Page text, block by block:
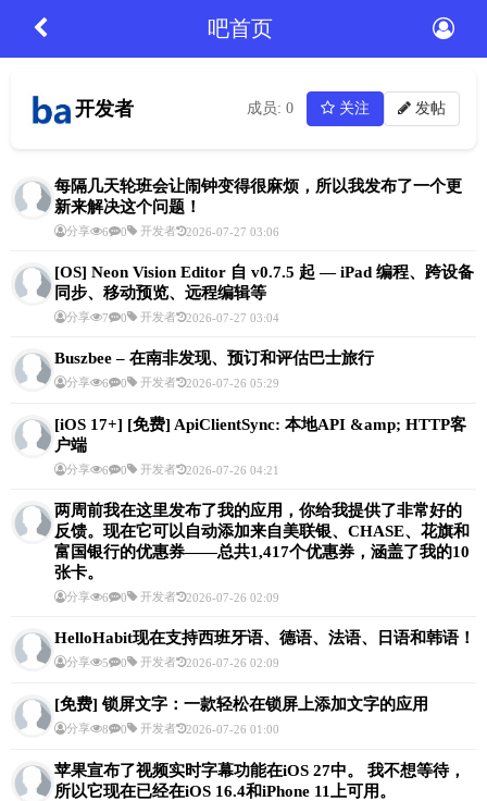
吧首页
开发者 成员: 0 关注 发帖
每隔几天轮班会让闹钟变得很麻烦，所以我发布了一个更
新来解决这个问题！
分享 6 0 开发者 2026-07-27 03:06
[OS] Neon Vision Editor 自 v0.7.5 起 — iPad 编程、跨设备
同步、移动预览、远程编辑等
分享 7 0 开发者 2026-07-27 03:04
Buszbee – 在南非发现、预订和评估巴士旅行
分享 6 0 开发者 2026-07-26 05:29
[iOS 17+] [免费] ApiClientSync: 本地API &amp; HTTP客
户端
分享 6 0 开发者 2026-07-26 04:21
两周前我在这里发布了我的应用，你给我提供了非常好的
反馈。现在它可以自动添加来自美联银、CHASE、花旗和
富国银行的优惠券——总共1,417个优惠券，涵盖了我的10
张卡。
分享 6 0 开发者 2026-07-26 02:09
HelloHabit现在支持西班牙语、德语、法语、日语和韩语！
分享 5 0 开发者 2026-07-26 02:09
[免费] 锁屏文字：一款轻松在锁屏上添加文字的应用
分享 8 0 开发者 2026-07-26 01:00
苹果宣布了视频实时字幕功能在iOS 27中。 我不想等待，
所以它现在已经在iOS 16.4和iPhone 11上可用。